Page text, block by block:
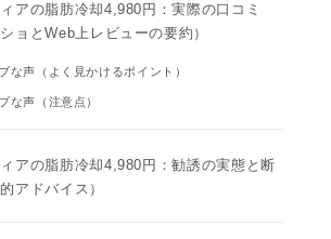
アの脂肪冷却4,980円：実際の口コミ
ショとWeb上レビューの要約）
な声（よく見かけるポイント）
な声（注意点）
アの脂肪冷却4,980円：勧誘の実態と断
アドバイス）